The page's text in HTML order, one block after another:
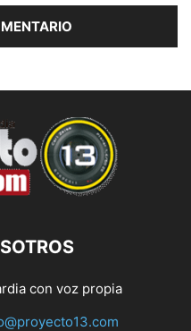
con voz propia